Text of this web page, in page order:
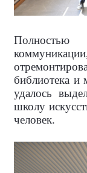
библиотека и
удалось
школу
человек.